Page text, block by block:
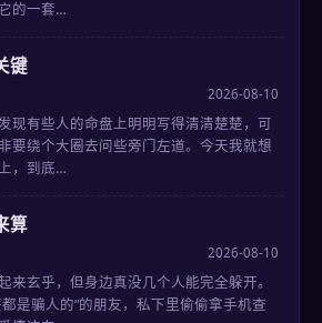
的一套…
键
2026-08-10
现有些人的命盘上明明写得清清楚楚，可
要绕个大圈去问些旁门左道。今天我就想
，到底…
算
2026-08-10
来玄乎，但身边真没几个人能完全躲开。
是骗人的”的朋友，私下里偷偷拿手机查